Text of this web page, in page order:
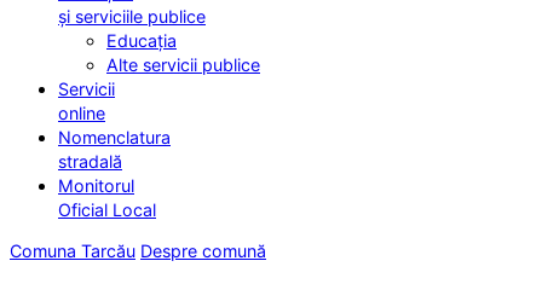
și serviciile publice
Educația
Alte servicii publice
Servicii
online
Nomenclatura
stradală
Monitorul
Oficial Local
Comuna Tarcău Despre comună